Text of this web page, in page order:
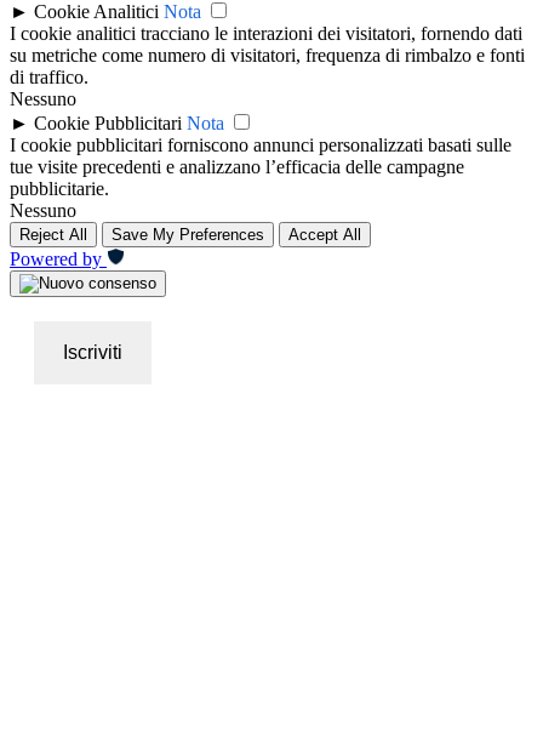
► Cookie Analitici Nota
I cookie analitici tracciano le interazioni dei visitatori, fornendo dati
su metriche come numero di visitatori, frequenza di rimbalzo e fonti
di traffico.
Nessuno
► Cookie Pubblicitari Nota
I cookie pubblicitari forniscono annunci personalizzati basati sulle
tue visite precedenti e analizzano l’efficacia delle campagne
pubblicitarie.
Nessuno
Reject All Save My Preferences Accept All
Powered by
Iscriviti